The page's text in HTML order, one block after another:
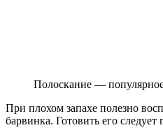
Полоскание —
При плохом запахе полезно
барвинка. Готовить его следует